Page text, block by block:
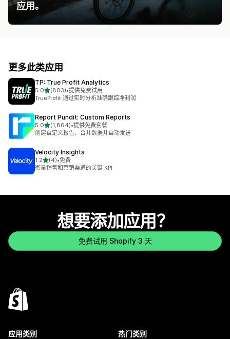
应用。
更多此类应用
TP: True Profit Analytics
5.0星（满分 5 星）
(803)
总共 803 条评论
•提供免费试用
TrueProfit 通过实时分析准确跟踪净利润
Report Pundit: Custom Reports
5.0星（满分 5 星）
(1,864)
总共 1864 条评论
•提供免费套餐
创建自定义报告、合并数据并自动发送
Velocity Insights
1.2星（满分 5 星）
(4)
总共 4 条评论
•免费
衡量销售和营销渠道的关键 KPI
想要添加应用？
免费试用 Shopify 3 天
应用类别 热门类别